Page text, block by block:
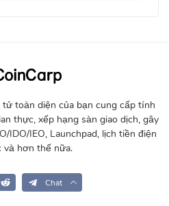
toàn diện của bạn cung cấp tính
thực, xếp hạng sàn giao dịch, gây
IDO/IEO, Launchpad, lịch tiền điện
hơn thế nữa.
Chat